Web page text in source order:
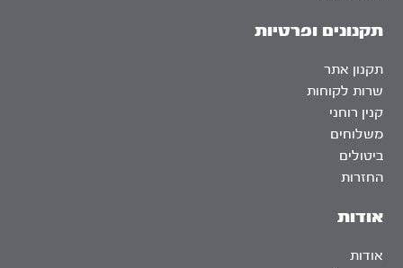
אודות
אודות
תקנונים ופרטיות
תקנון אתר
שרות לקוחות
קנין רוחני
משלוחים
ביטולים
החזרות